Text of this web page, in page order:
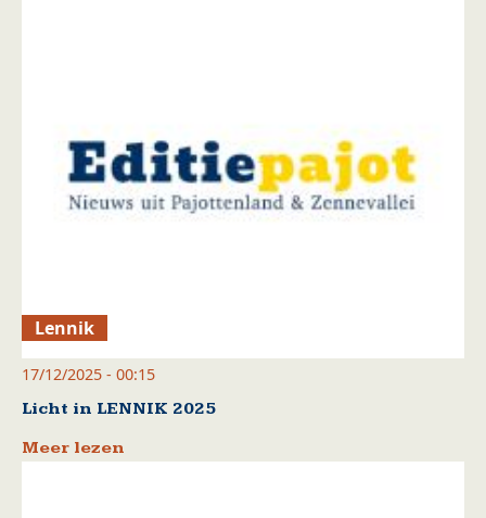
Lennik
17/12/2025 - 00:15
Licht in LENNIK 2025
Meer lezen